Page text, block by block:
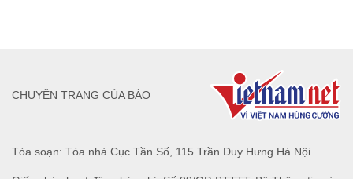
Tòa soạn: Tòa nhà Cục Tần Số, 115 Trần Duy Hưng Hà Nội
CHUYÊN TRANG CỦA BÁO